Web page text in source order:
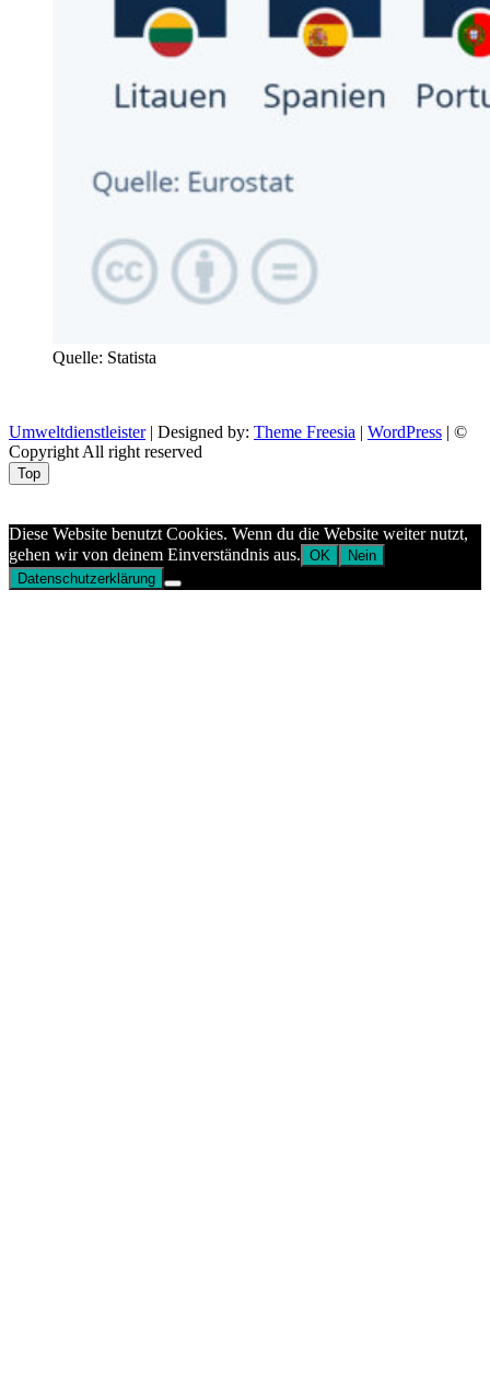
Quelle: Statista
Umweltdienstleister| Designed by: Theme Freesia | WordPress | ©
Copyright All right reserved
Top
Diese Website benutzt Cookies. Wenn du die Website weiter nutzt,
gehen wir von deinem Einverständnis aus. OK
Nein
Datenschutzerklärung